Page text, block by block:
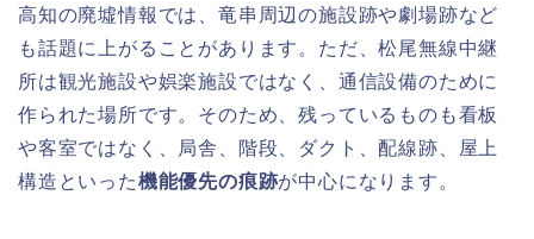
高知の廃墟情報では、竜串周辺の施設跡や劇場跡など
も話題に上がることがあります。ただ、松尾無線中継
所は観光施設や娯楽施設ではなく、通信設備のために
作られた場所です。そのため、残っているものも看板
や客室ではなく、局舎、階段、ダクト、配線跡、屋上
構造といった機能優先の痕跡が中心になります。